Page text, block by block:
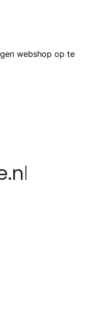
webshop op te